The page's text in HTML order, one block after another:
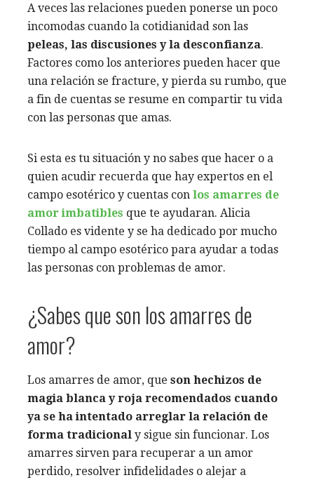
A veces las relaciones pueden ponerse un poco
incomodas cuando la cotidianidad son las
peleas, las discusiones y la desconfianza.
Factores como los anteriores pueden hacer que
una relación se fracture, y pierda su rumbo, que
a fin de cuentas se resume en compartir tu vida
con las personas que amas.
Si esta es tu situación y no sabes que hacer o a
quien acudir recuerda que hay expertos en el
campo esotérico y cuentas con los amarres de
amor imbatibles que te ayudaran. Alicia
Collado es vidente y se ha dedicado por mucho
tiempo al campo esotérico para ayudar a todas
las personas con problemas de amor.
¿Sabes que son los amarres de
amor?
Los amarres de amor, que son hechizos de
magia blanca y roja recomendados cuando
ya se ha intentado arreglar la relación de
forma tradicional y sigue sin funcionar. Los
amarres sirven para recuperar a un amor
perdido, resolver infidelidades o alejar a